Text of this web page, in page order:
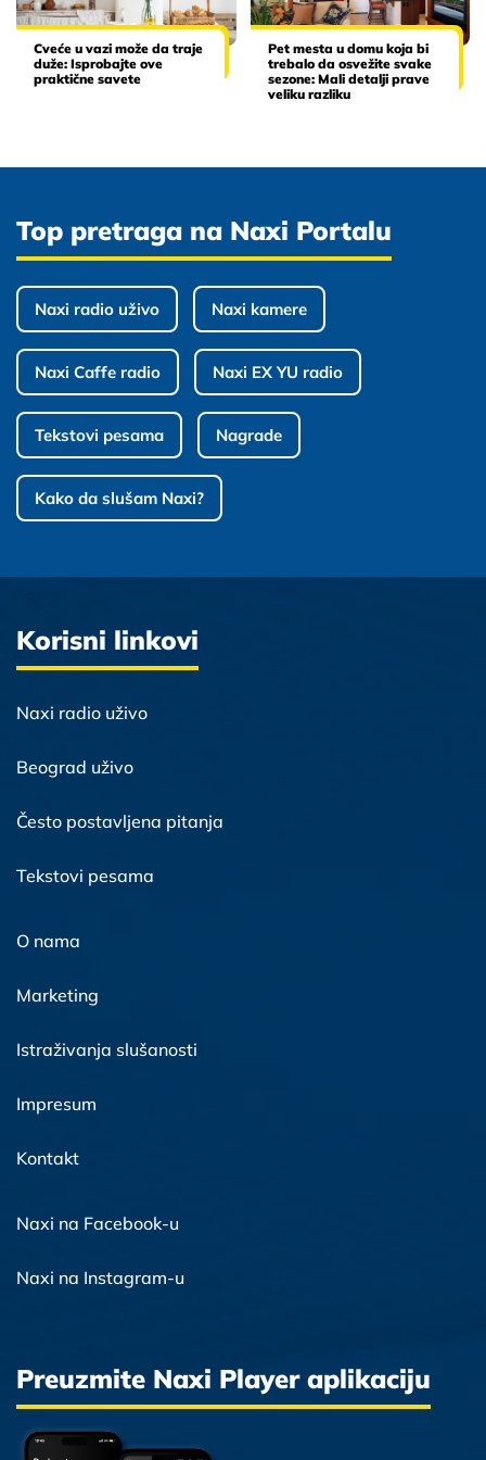
Cveće u vazi može da traje
duže: Isprobajte ove
praktične savete
Pet mesta u domu koja bi
trebalo da osvežite svake
sezone: Mali detalji prave
veliku razliku
Top pretraga na Naxi Portalu
Naxi radio uživo Naxi kamere
Naxi Caffe radio Naxi EX YU radio
Tekstovi pesama Nagrade
Kako da slušam Naxi?
Korisni linkovi
Naxi radio uživo
Beograd uživo
Često postavljena pitanja
Tekstovi pesama
O nama
Marketing
Istraživanja slušanosti
Impresum
Kontakt
Naxi na Facebook-u
Naxi na Instagram-u
Preuzmite Naxi Player aplikaciju